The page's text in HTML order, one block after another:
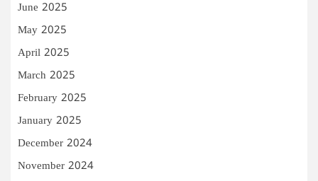
June 2025
May 2025
April 2025
March 2025
February 2025
January 2025
December 2024
November 2024